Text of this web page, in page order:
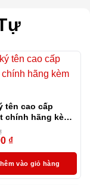
tên cao cấp
chính hãng kèm
₫
vào giỏ hàng